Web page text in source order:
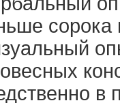
сорока
в